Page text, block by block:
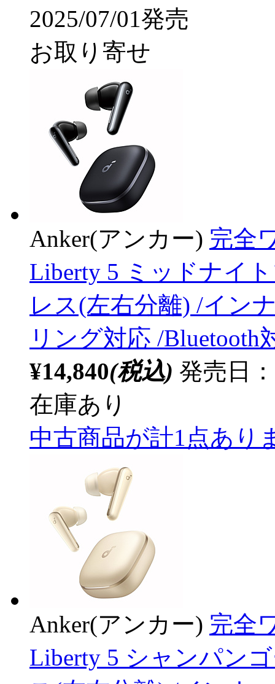
2025/07/01発売
お取り寄せ
Anker(アンカー) 完全
Liberty 5 ミッドナイ
レス(左右分離) /イン
リング対応 /Bluetooth
¥14,840(税込) 発売日
在庫あり
中古商品が計1点あり
Anker(アンカー) 完全
Liberty 5 シャンパン